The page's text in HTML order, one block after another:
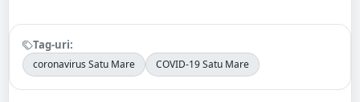
Tag-uri:
coronavirus Satu Mare COVID-19 Satu Mare